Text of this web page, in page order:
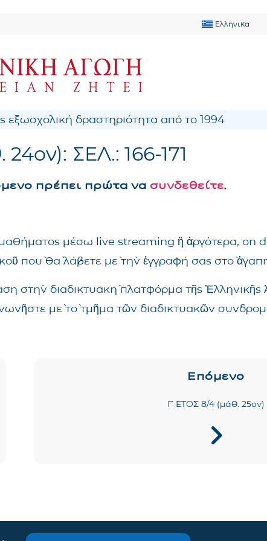
Ελληνικα
δραστηριότητα από το 1994
24ον): ΣΕΛ.: 166-171
πρέπει πρώτα να συνδεθείτε.
μαθήματος μέσω live streaming ἢ ἀργότερα,
ποὺ θὰ λάβετε μὲ τὴν ἐγγραφή σας στὸ
στὴν διαδικτυακὴ πλατφόρμα τῆς Ἑλληνικῆς
μὲ τὸ τμῆμα τῶν διαδικτυακῶν
Επόμενο
Γ΄ ΕΤΟΣ 8/4 (μάθ. 25ον)